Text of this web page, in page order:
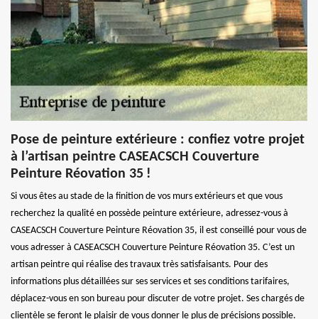
Pose de peinture extérieure : confiez votre projet
à l’artisan peintre CASEACSCH Couverture
Peinture Réovation 35 !
Si vous êtes au stade de la finition de vos murs extérieurs et que vous
recherchez la qualité en possède peinture extérieure, adressez-vous à
CASEACSCH Couverture Peinture Réovation 35, il est conseillé pour vous de
vous adresser à CASEACSCH Couverture Peinture Réovation 35. C’est un
artisan peintre qui réalise des travaux très satisfaisants. Pour des
informations plus détaillées sur ses services et ses conditions tarifaires,
déplacez-vous en son bureau pour discuter de votre projet. Ses chargés de
clientèle se feront le plaisir de vous donner le plus de précisions possible.